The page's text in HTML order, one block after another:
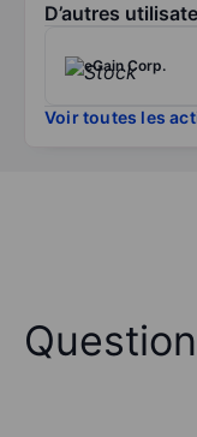
D’autres
eGain Corp.
Voir toutes les